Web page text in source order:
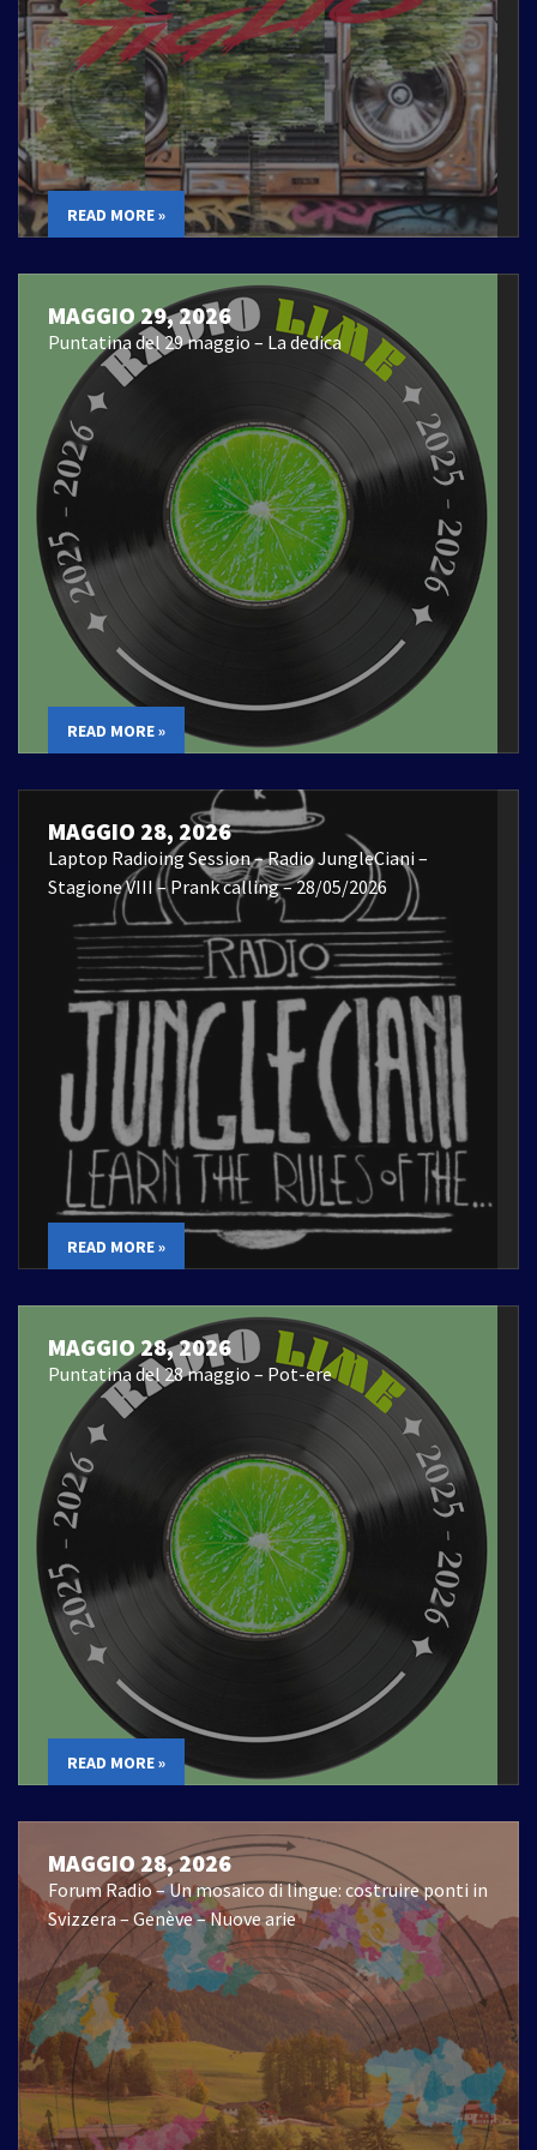
READ MORE »
MAGGIO 29, 2026
Puntatina del 29 maggio – La dedica
READ MORE »
MAGGIO 28, 2026
Laptop Radioing Session – Radio JungleCiani –
Stagione VIII – Prank calling – 28/05/2026
READ MORE »
MAGGIO 28, 2026
Puntatina del 28 maggio – Pot-ere
READ MORE »
MAGGIO 28, 2026
Forum Radio – Un mosaico di lingue: costruire ponti in
Svizzera – Genève – Nuove arie